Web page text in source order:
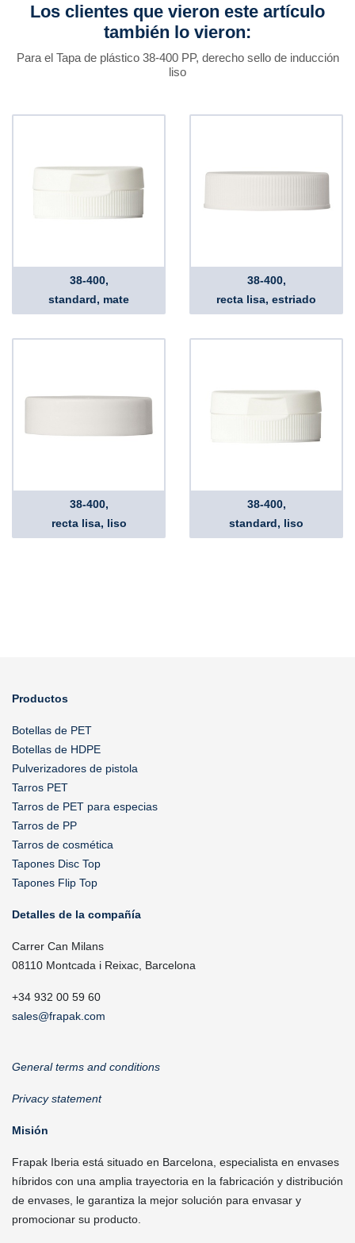
Los clientes que vieron este artículo
también lo vieron:
Para el Tapa de plástico 38-400 PP, derecho sello de inducción
liso
38-400,
standard, mate
38-400,
recta lisa, estriado
38-400,
recta lisa, liso
38-400,
standard, liso
Productos
Botellas de PET
Botellas de HDPE
Pulverizadores de pistola
Tarros PET
Tarros de PET para especias
Tarros de PP
Tarros de cosmética
Tapones Disc Top
Tapones Flip Top
Detalles de la compañía
Carrer Can Milans
08110 Montcada i Reixac, Barcelona
+34 932 00 59 60
sales@frapak.com
General terms and conditions
Privacy statement
Misión
Frapak Iberia está situado en Barcelona, especialista en envases
híbridos con una amplia trayectoria en la fabricación y distribución
de envases, le garantiza la mejor solución para envasar y
promocionar su producto.